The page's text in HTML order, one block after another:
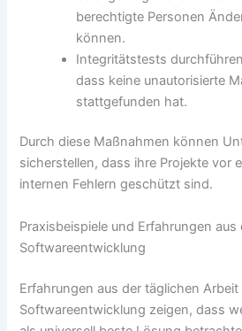
berechtigte Personen
können.
Integritätstests
dass keine unautorisierte
stattgefunden hat.
Durch diese Maßnahmen können
sicherstellen, dass ihre Projekte vor
internen Fehlern geschützt sind.
Praxisbeispiele und Erfahrungen aus
Softwareentwicklung
Erfahrungen aus der täglichen Arbeit
Softwareentwicklung zeigen, dass